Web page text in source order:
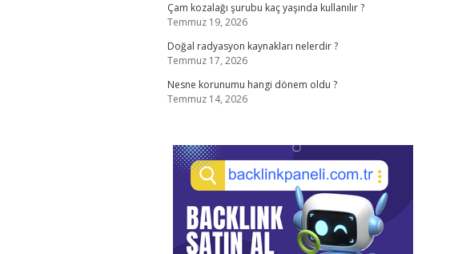
Çam kozalağı şurubu kaç yaşında kullanılır ?
Temmuz 19, 2026
Doğal radyasyon kaynakları nelerdir ?
Temmuz 17, 2026
Nesne korunumu hangi dönem oldu ?
Temmuz 14, 2026